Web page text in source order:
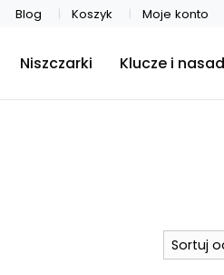
Blog Koszyk Moje konto
Niszczarki Klucze i